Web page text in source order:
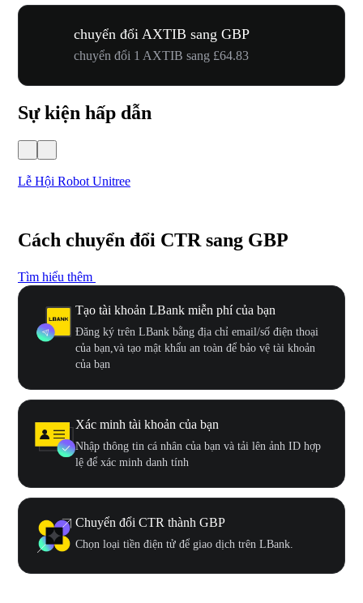
chuyển đổi AXTIB sang GBP
chuyển đổi 1 AXTIB sang £64.83
Sự kiện hấp dẫn
Lễ Hội Robot Unitree
Cách chuyển đổi CTR sang GBP
Tìm hiểu thêm
Tạo tài khoản LBank miễn phí của bạn
Đăng ký trên LBank bằng địa chỉ email/số điện thoại
của bạn,và tạo mật khẩu an toàn để bảo vệ tài khoản
của bạn
Xác minh tài khoản của bạn
Nhập thông tin cá nhân của bạn và tải lên ảnh ID hợp
lệ để xác minh danh tính
Chuyển đổi CTR thành GBP
Chọn loại tiền điện tử để giao dịch trên LBank.